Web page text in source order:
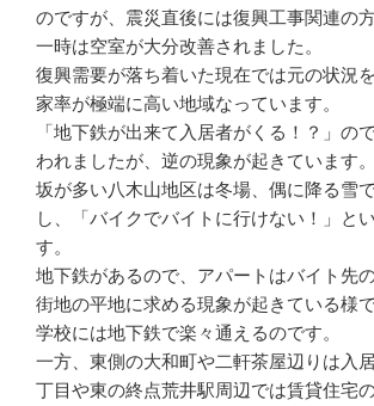
のですが、震災直後には復興工事関連の
一時は空室が大分改善されました。
復興需要が落ち着いた現在では元の状況
家率が極端に高い地域なっています。
「地下鉄が出来て入居者がくる！？」の
われましたが、逆の現象が起きています。
坂が多い八木山地区は冬場、偶に降る雪
し、「バイクでバイトに行けない！」と
す。
地下鉄があるので、アパートはバイト先
街地の平地に求める現象が起きている様で
学校には地下鉄で楽々通えるのです。
一方、東側の大和町や二軒茶屋辺りは入
丁目や東の終点荒井駅周辺では賃貸住宅